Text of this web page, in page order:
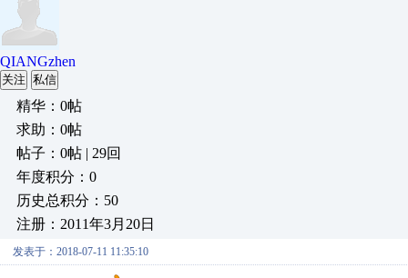
QIANGzhen
关注 私信
精华：0帖
求助：0帖
帖子：0帖 | 29回
年度积分：0
历史总积分：50
注册：2011年3月20日
发表于：2018-07-11 11:35:10